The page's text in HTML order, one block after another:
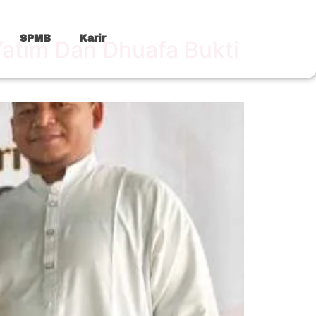
SPMB Karir
Dan Dhuafa Bukti